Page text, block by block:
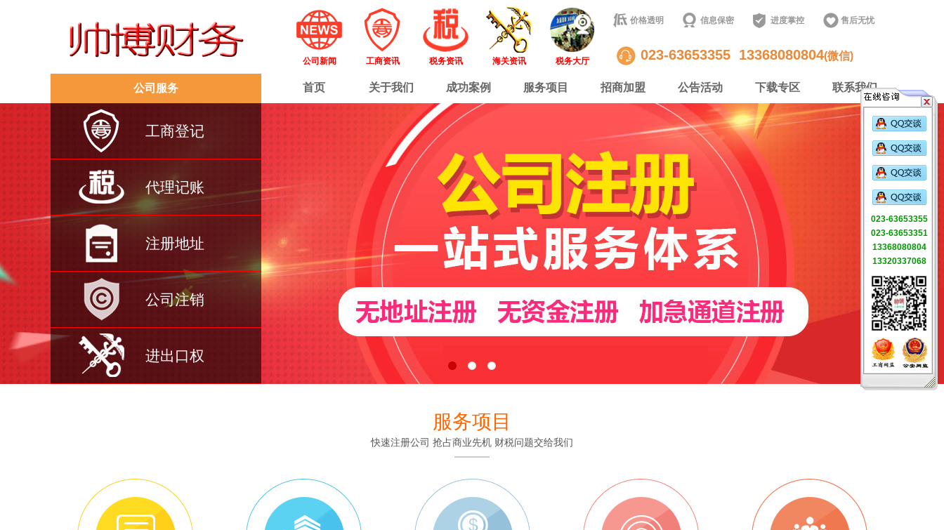
公司新闻 工商资讯 税务资讯 海关资讯 税务大厅
价格透明 信息保密 进度掌控 售后无忧
023-63653355 13368080804(微信)
公司服务
工商登记
代理记账
注册地址
公司注销
进出口权
首页 关于我们 成功案例 服务项目 招商加盟 公告活动 下载专区 联系我们
服务项目
快速注册公司 抢占商业先机 财税问题交给我们
023-63653355
023-63653351
13368080804
13320337068